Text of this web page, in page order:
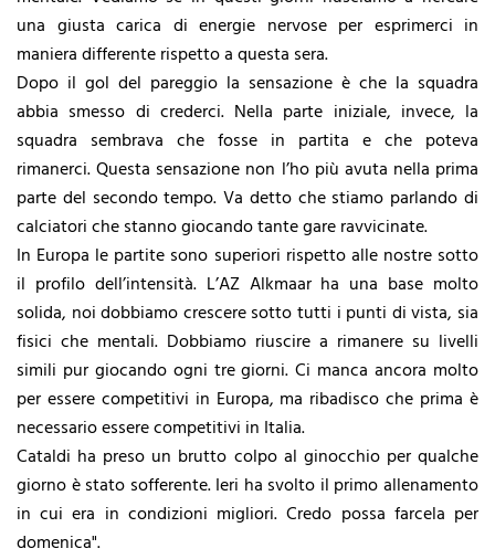
una giusta carica di energie nervose per esprimerci in
maniera differente rispetto a questa sera.
Dopo il gol del pareggio la sensazione è che la squadra
abbia smesso di crederci. Nella parte iniziale, invece, la
squadra sembrava che fosse in partita e che poteva
rimanerci. Questa sensazione non l’ho più avuta nella prima
parte del secondo tempo. Va detto che stiamo parlando di
calciatori che stanno giocando tante gare ravvicinate.
In Europa le partite sono superiori rispetto alle nostre sotto
il profilo dell’intensità. L’AZ Alkmaar ha una base molto
solida, noi dobbiamo crescere sotto tutti i punti di vista, sia
fisici che mentali. Dobbiamo riuscire a rimanere su livelli
simili pur giocando ogni tre giorni. Ci manca ancora molto
per essere competitivi in Europa, ma ribadisco che prima è
necessario essere competitivi in Italia.
Cataldi ha preso un brutto colpo al ginocchio per qualche
giorno è stato sofferente. Ieri ha svolto il primo allenamento
in cui era in condizioni migliori. Credo possa farcela per
domenica".